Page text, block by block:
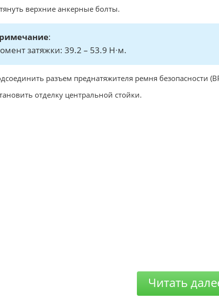
верхние анкерные болты.
:
затяжки: 39.2 – 53.9 Н∙м.
разъем преднатяжителя ремня безопасности
отделку центральной стойки.
Читать